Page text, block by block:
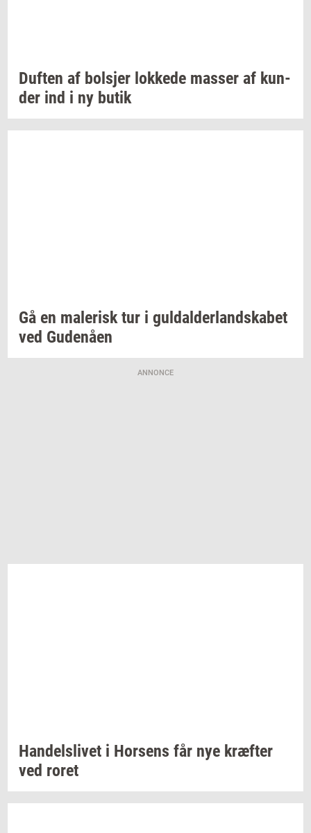
Duf­ten af bol­sjer lok­ke­de mas­ser af kun­
der ind i ny butik
Gå en ma­le­risktur i gul­dal­der­land­ska­bet
ved Gu­denå­en
ANNONCE
Han­dels­li­vet i Hor­sens får nye kræf­ter
ved roret